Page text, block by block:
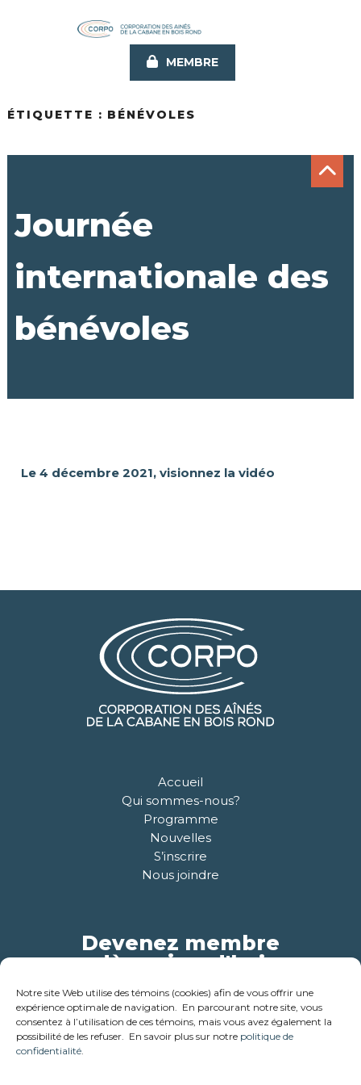
Notre site Web utilise des témoins (cookies) afin de vous offrir une
expérience optimale de navigation. En parcourant notre site, vous
consentez à l’utilisation de ces témoins, mais vous avez également la
possibilité de les refuser. En savoir plus sur notre politique de
confidentialité.
MEMBRE
ÉTIQUETTE : BÉNÉVOLES
Journée
internationale des
bénévoles
Le 4 décembre 2021, visionnez la vidéo
Accueil
Qui sommes-nous?
Programme
Nouvelles
S’inscrire
Nous joindre
Devenez membre
dès aujourd'hui
Pour plus d'informations